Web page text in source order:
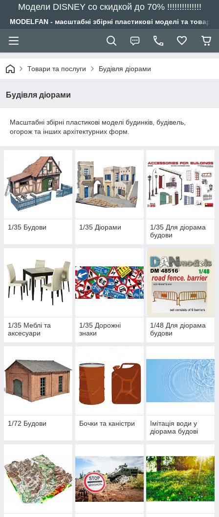
Модели DISNEY со скидкой до 70% !!!!!!!!!!!!!!
MODELFAN - масштабні збірні пластикові моделі та
Товари та послуги Будівля діорами
Будівля діорами
Масштабні збірні пластикові моделі будинків, будівель,
огорож та інших архітектурних форм.
1/35 Будови 1/35 Діорами
1/35 Для діорама
будови
1/35 Меблі та
аксесуари
1/35 Дорожні
знаки
1/48 Для діорама
будови
1/72 Будови Бочки та каністри
Імітація води у
діорама будові